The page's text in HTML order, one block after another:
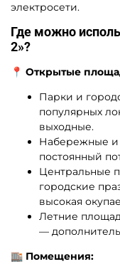
электросети.
Где можно
2»?
📍 Открытые
Парки и
популярных
выходные.
Набережные и
постоянный
Центральные
городские
высокая
Летние
—
🏬 Помещения: